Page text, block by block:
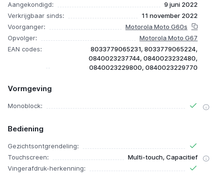
Aangekondigd:
9 juni 2022
Verkrijgbaar sinds:
11 november 2022
Voorganger:
Motorola Moto G60s
Opvolger:
Motorola Moto G67
EAN codes:
8033779065231, 8033779065224,
0840023237744, 0840023232480,
0840023229800, 0840023229770
Vormgeving
Monoblock:
Bediening
Gezichtsontgrendeling:
Touchscreen:
Multi-touch, Capacitief
Vingerafdruk-herkenning: